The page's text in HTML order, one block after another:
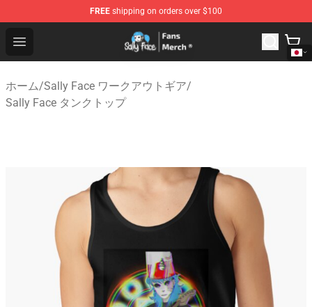
FREE shipping on orders over $100
Open menu
Sally Face Store - Official Sally Face Merchandise Shop
ホーム/Sally Face ワークアウトギア/
Sally Face タンクトップ